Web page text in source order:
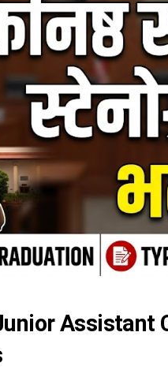
Assistant